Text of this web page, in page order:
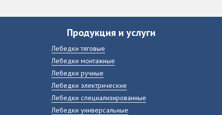
Продукция и услуги
Лебедки тяговые
Лебедки монтажные
Лебедки ручные
Лебедки электрические
Лебедки специализированные
Лебедки универсальные